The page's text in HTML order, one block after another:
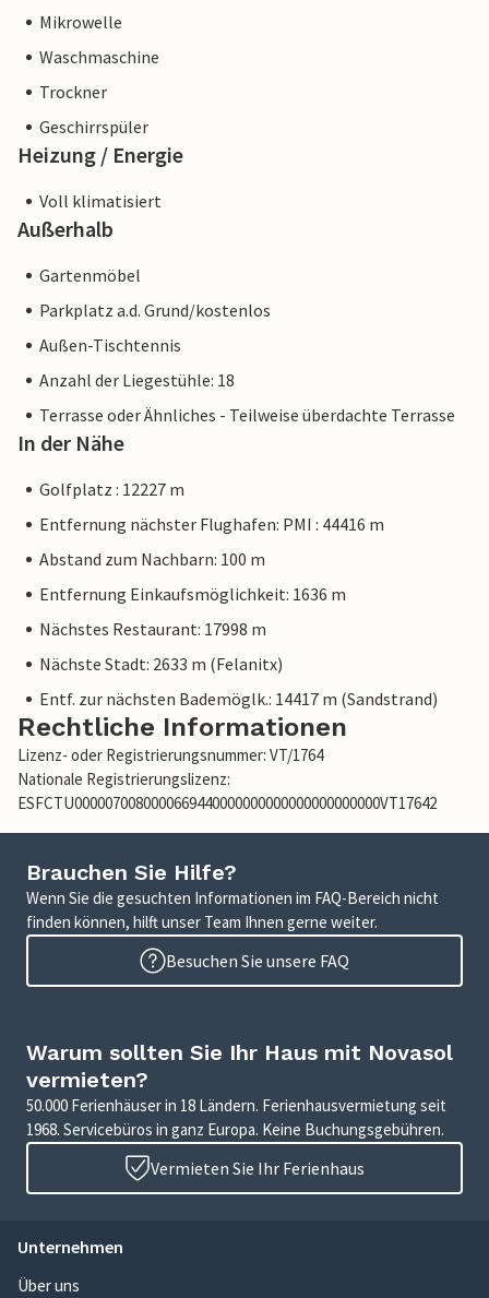
Mikrowelle
Waschmaschine
Trockner
Geschirrspüler
Heizung / Energie
Voll klimatisiert
Außerhalb
Gartenmöbel
Parkplatz a.d. Grund/kostenlos
Außen-Tischtennis
Anzahl der Liegestühle: 18
Terrasse oder Ähnliches - Teilweise überdachte Terrasse
In der Nähe
Golfplatz : 12227 m
Entfernung nächster Flughafen: PMI : 44416 m
Abstand zum Nachbarn: 100 m
Entfernung Einkaufsmöglichkeit: 1636 m
Nächstes Restaurant: 17998 m
Nächste Stadt: 2633 m (Felanitx)
Entf. zur nächsten Bademöglk.: 14417 m (Sandstrand)
Rechtliche Informationen
Lizenz- oder Registrierungsnummer: VT/1764
Nationale Registrierungslizenz:
ESFCTU0000070080000669440000000000000000000000VT17642
Brauchen Sie Hilfe?
Wenn Sie die gesuchten Informationen im FAQ-Bereich nicht
finden können, hilft unser Team Ihnen gerne weiter.
Besuchen Sie unsere FAQ
Warum sollten Sie Ihr Haus mit Novasol
vermieten?
50.000 Ferienhäuser in 18 Ländern. Ferienhausvermietung seit
1968. Servicebüros in ganz Europa. Keine Buchungsgebühren.
Vermieten Sie Ihr Ferienhaus
Unternehmen
Über uns